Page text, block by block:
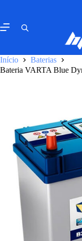
o
conteúdo
Início
Baterias
Bateria VARTA Blue